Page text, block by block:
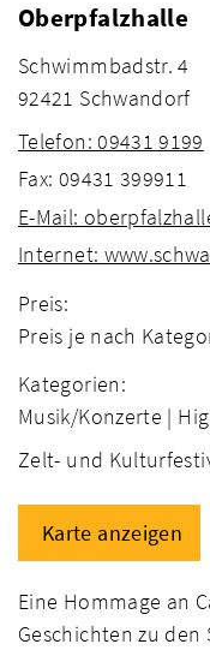
Oberpfalzhalle
Schwimmbadstr. 4
92421 Schwandorf
Telefon: 09431 9199
Fax: 09431 399911
E-Mail:
Internet:
Preis:
Preis je nach
Kategorien:
Musik/Konzerte |
Zelt- und
Karte anzeigen
Eine Hommage an
Geschichten zu